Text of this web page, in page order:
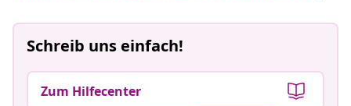
Schreib uns einfach!
Zum Hilfecenter